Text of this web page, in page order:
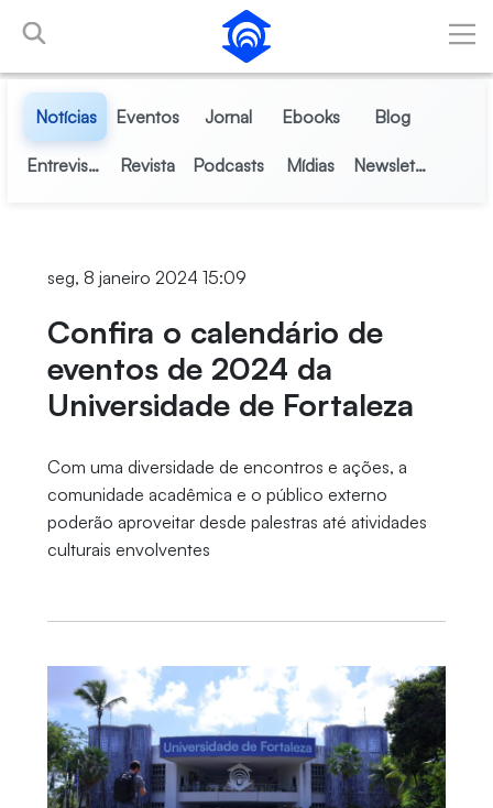
Pular para o Conteúdo principal
Notícias Eventos Jornal Ebooks Blog
Entrevistas Revista Podcasts Mídias Newsletter
seg, 8 janeiro 2024 15:09
Confira o calendário de
eventos de 2024 da
Universidade de Fortaleza
Com uma diversidade de encontros e ações, a
comunidade acadêmica e o público externo
poderão aproveitar desde palestras até atividades
culturais envolventes